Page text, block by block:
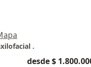
.
desde $